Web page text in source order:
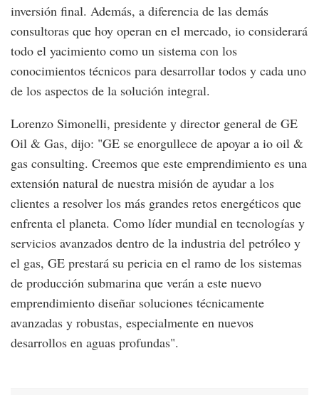
inversión final. Además, a diferencia de las demás
consultoras que hoy operan en el mercado, io considerará
todo el yacimiento como un sistema con los
conocimientos técnicos para desarrollar todos y cada uno
de los aspectos de la solución integral.
Lorenzo Simonelli, presidente y director general de GE
Oil & Gas, dijo: "GE se enorgullece de apoyar a io oil &
gas consulting. Creemos que este emprendimiento es una
extensión natural de nuestra misión de ayudar a los
clientes a resolver los más grandes retos energéticos que
enfrenta el planeta. Como líder mundial en tecnologías y
servicios avanzados dentro de la industria del petróleo y
el gas, GE prestará su pericia en el ramo de los sistemas
de producción submarina que verán a este nuevo
emprendimiento diseñar soluciones técnicamente
avanzadas y robustas, especialmente en nuevos
desarrollos en aguas profundas".